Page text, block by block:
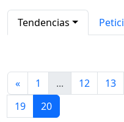
Tendencias
« 1 ... 12 13
19
20